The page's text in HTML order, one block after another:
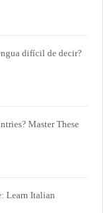
difícil de decir?
Master These
Learn Italian